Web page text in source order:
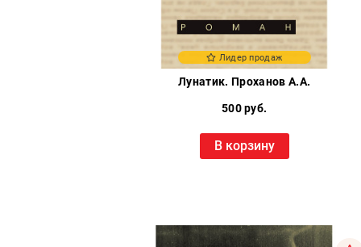
Лидер продаж
Лунатик. Проханов А.А.
500 руб.
В корзину